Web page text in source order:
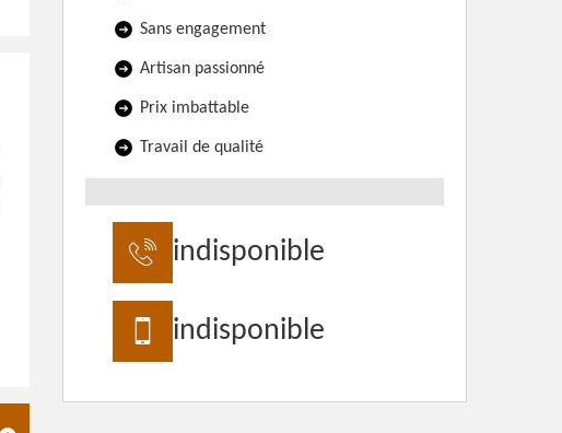
Sans engagement
Artisan passionné
Prix imbattable
Travail de qualité
indisponible
indisponible